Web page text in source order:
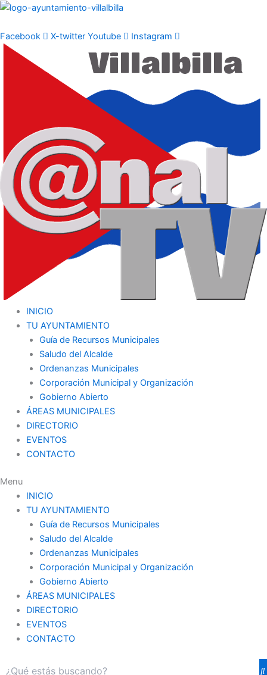
Ir
contenido
Facebook X-twitter Youtube Instagram
INICIO
TU AYUNTAMIENTO
Guía de Recursos Municipales
Saludo del Alcalde
Ordenanzas Municipales
Corporación Municipal y Organización
Gobierno Abierto
ÁREAS MUNICIPALES
DIRECTORIO
EVENTOS
CONTACTO
Menu
INICIO
TU AYUNTAMIENTO
Guía de Recursos Municipales
Saludo del Alcalde
Ordenanzas Municipales
Corporación Municipal y Organización
Gobierno Abierto
ÁREAS MUNICIPALES
DIRECTORIO
EVENTOS
CONTACTO